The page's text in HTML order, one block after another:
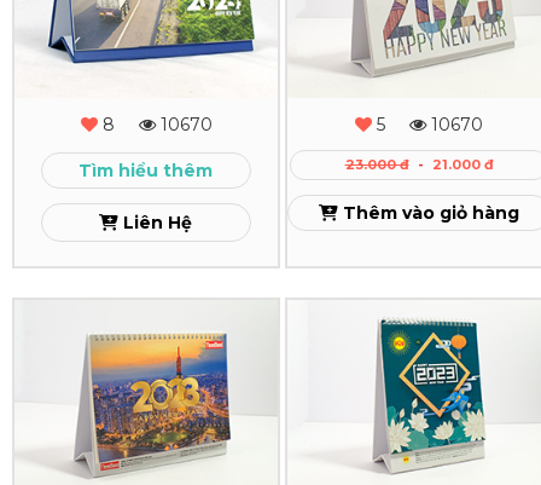
Để
Bàn
Headway
Xem
8 10670
Tìm hiểu thêm
Liên Hệ
Bàn
Tai
Xem
5 10670
23.000 đ - 21.000 đ
Thêm vào giỏ hàng
Bàn